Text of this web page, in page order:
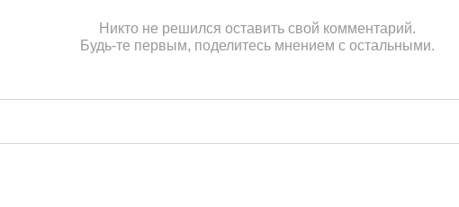
Никто не решился оставить свой комментарий.
Будь-те первым, поделитесь мнением с остальными.